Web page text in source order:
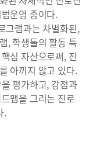
운영 중이다.
그램과는 차별화된,
, 학생들의 활동 특
심 자산으로써, 진
아끼지 않고 있다.
평가하고, 강점과
맵을 그리는 진로
.